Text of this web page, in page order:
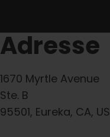
Adresse
1670 Myrtle Avenue
Ste. B
95501, Eureka, CA, US